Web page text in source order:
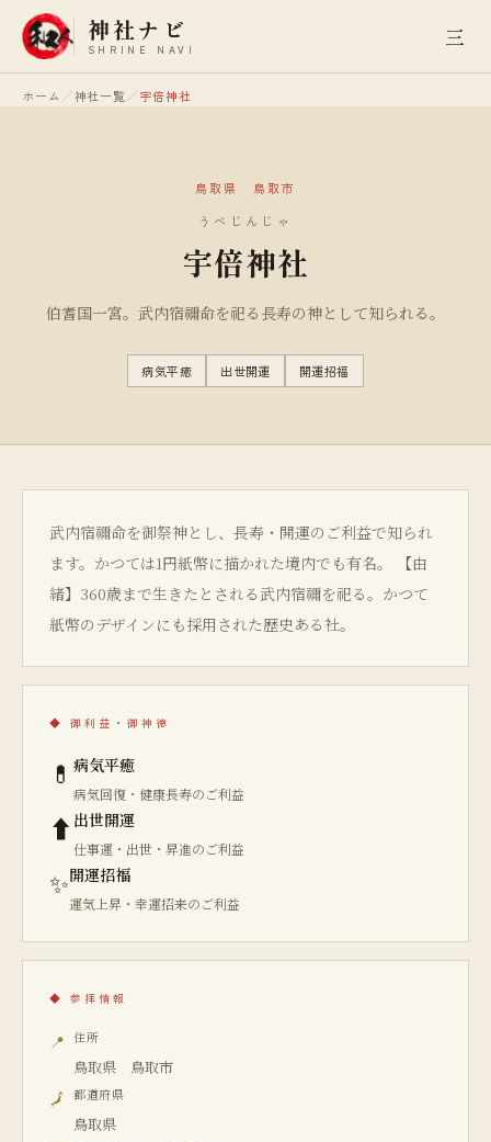
神社ナビ
SHRINE NAVI 三
ホーム ／神社一覧／宇倍神社
鳥取県
鳥取市
うべじんじゃ
宇倍神社
伯耆国一宮。武内宿禰命を祀る長寿の神として知られる。
病気平癒 出世開運 開運招福
武内宿禰命を御祭神とし、長寿・開運のご利益で知られ
ます。かつては1円紙幣に描かれた境内でも有名。 【由
緒】360歳まで生きたとされる武内宿禰を祀る。かつて
紙幣のデザインにも採用された歴史ある社。
◆ 御利益・御神徳
💊 病気平癒
病気回復・健康長寿のご利益
⬆ 出世開運
仕事運・出世・昇進のご利益
✨開運招福
運気上昇・幸運招来のご利益
◆ 参拝情報
📍 住所
鳥取県 鳥取市
🗾 都道府県
鳥取県